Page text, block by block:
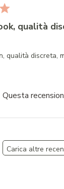
qualità
qualità discreta,
Questa
Carica altre